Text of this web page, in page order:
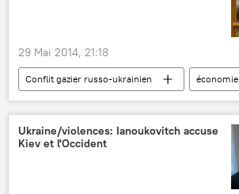
29 Mai 2014, 21:18
Conflit gazier russo-ukrainien
économie
Actualités
Ukraine/violences: Ianoukovitch accuse
Kiev et l'Occident